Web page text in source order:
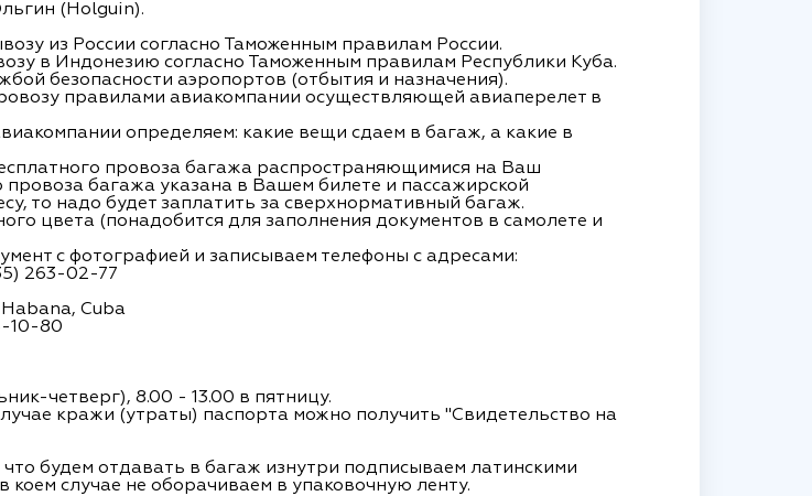
(Holguin).
из России согласно Таможенным правилам России.
в Индонезию согласно Таможенным правилам Республики Куба.
безопасности аэропортов (отбытия и назначения).
правилами авиакомпании осуществляющей авиаперелет в
определяем: какие вещи сдаем в багаж, а какие в
провоза багажа распространяющимися на Ваш
багажа указана в Вашем билете и пассажирской
то надо будет заплатить за сверхнормативный багаж.
цвета (понадобится для заполнения документов в самолете и
с фотографией и записываем телефоны с адресами:
263-02-77
Cuba
10-80
четверг), 8.00 - 13.00 в пятницу.
кражи (утраты) паспорта можно получить "Свидетельство на
будем отдавать в багаж изнутри подписываем латинскими
случае не оборачиваем в упаковочную ленту.